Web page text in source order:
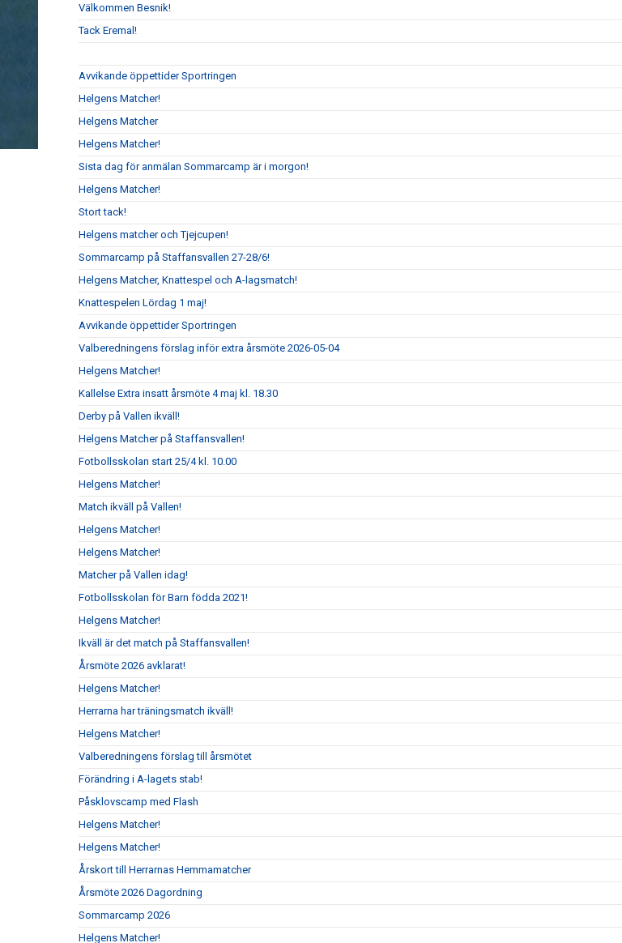
Välkommen Besnik!
Tack Eremal!
Avvikande öppettider Sportringen
Helgens Matcher!
Helgens Matcher
Helgens Matcher!
Sista dag för anmälan Sommarcamp är i morgon!
Helgens Matcher!
Stort tack!
Helgens matcher och Tjejcupen!
Sommarcamp på Staffansvallen 27-28/6!
Helgens Matcher, Knattespel och A-lagsmatch!
Knattespelen Lördag 1 maj!
Avvikande öppettider Sportringen
Valberedningens förslag inför extra årsmöte 2026-05-04
Helgens Matcher!
Kallelse Extra insatt årsmöte 4 maj kl. 18.30
Derby på Vallen ikväll!
Helgens Matcher på Staffansvallen!
Fotbollsskolan start 25/4 kl. 10.00
Helgens Matcher!
Match ikväll på Vallen!
Helgens Matcher!
Helgens Matcher!
Matcher på Vallen idag!
Fotbollsskolan för Barn födda 2021!
Helgens Matcher!
Ikväll är det match på Staffansvallen!
Årsmöte 2026 avklarat!
Helgens Matcher!
Herrarna har träningsmatch ikväll!
Helgens Matcher!
Valberedningens förslag till årsmötet
Förändring i A-lagets stab!
Påsklovscamp med Flash
Helgens Matcher!
Helgens Matcher!
Årskort till Herrarnas Hemmamatcher
Årsmöte 2026 Dagordning
Sommarcamp 2026
Helgens Matcher!